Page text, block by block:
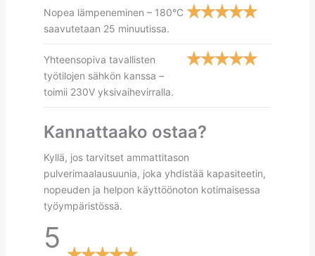
Nopea lämpeneminen – 180°C
saavutetaan 25 minuutissa.
Yhteensopiva tavallisten
työtilojen sähkön kanssa –
toimii 230V yksivaihevirralla.
Kannattaako ostaa?
Kyllä, jos tarvitset ammattitason
pulverimaalausuunia, joka yhdistää kapasiteetin,
nopeuden ja helpon käyttöönoton kotimaisessa
työympäristössä.
5